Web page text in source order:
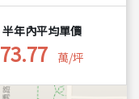
半年內平均單價
73.77 萬/坪